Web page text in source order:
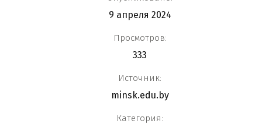
9 апреля 2024
Просмотров:
333
Источник:
minsk.edu.by
Категория: